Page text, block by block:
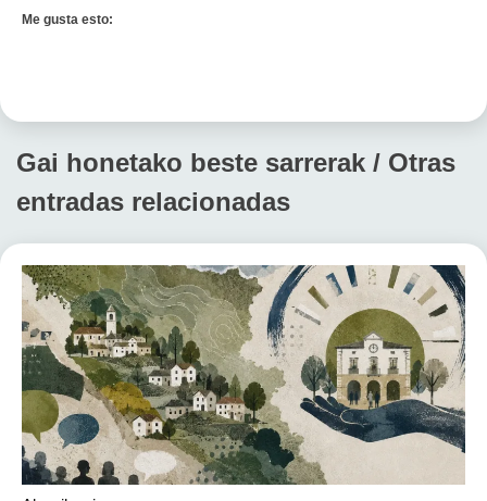
Me gusta esto:
Gai honetako beste sarrerak / Otras
entradas relacionadas